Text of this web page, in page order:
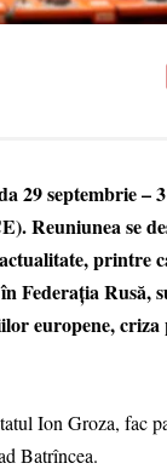
septembrie –
Reuniunea se
printre
Rusă,
europene,
Ion Groza, fac
Batrîncea.